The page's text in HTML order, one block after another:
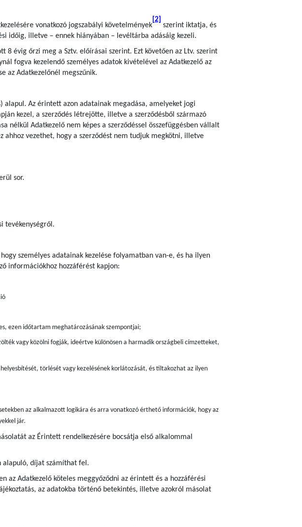
vonatkozó jogszabályi követelmények
[2]
szerint iktatja, és
időig, illetve – ennek hiányában – levéltárba adásáig kezeli.
8 évig őrzi meg a Sztv. előírásai szerint. Ezt követően az Ltv. szerint
fogva kezelendő személyes adatok kivételével az Adatkezelő az
az Adatkezelőnél megszűnik.
alapul. Az érintett azon adatainak megadása, amelyeket jogi
kezel, a szerződés létrejötte, illetve a szerződésből származó
nélkül Adatkezelő nem képes a szerződéssel összefüggésben vállalt
vezethet, hogy a szerződést nem tudjuk megkötni, illetve
sor.
tevékenységről.
személyes adatainak kezelése folyamatban van-e, és ha ilyen
információkhoz hozzáférést kapjon:
ezen időtartam meghatározásának szempontjai;
vagy közölni fogják, ideértve különösen a harmadik országbeli címzetteket,
törlését vagy kezelésének korlátozását, és tiltakozhat az ilyen
az alkalmazott logikára és arra vonatkozó érthető információk, hogy az
jár.
az Érintett rendelkezésére bocsátja első alkalommal
alapuló, díjat számíthat fel.
az Adatkezelő köteles meggyőződni az érintett és a hozzáférési
az adatokba történő betekintés, illetve azokról másolat